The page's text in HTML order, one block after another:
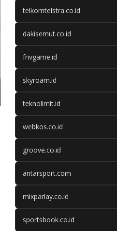
telkomtelstra.co.id
dakisemut.co.id
frivgame.id
skyroam.id
teknolimit.id
webkos.co.id
groove.co.id
antarsport.com
mixparlay.co.id
sportsbook.co.id